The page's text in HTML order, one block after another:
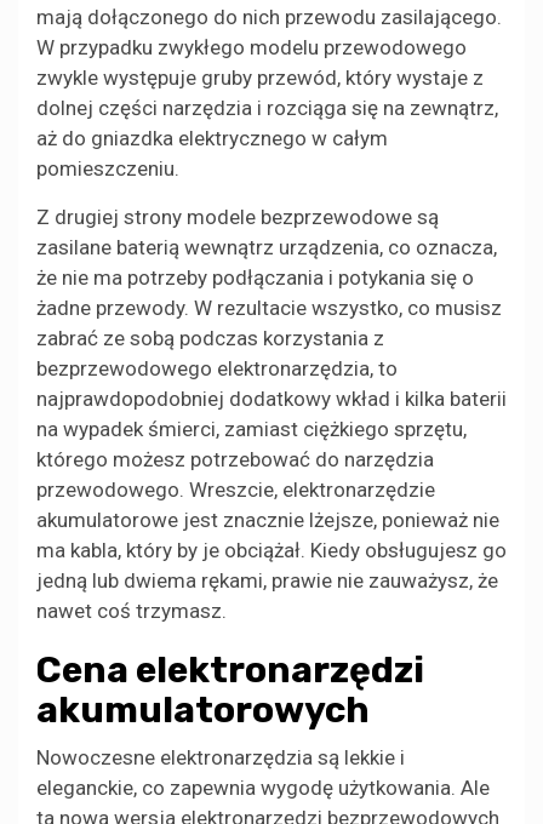
mają dołączonego do nich przewodu zasilającego.
W przypadku zwykłego modelu przewodowego
zwykle występuje gruby przewód, który wystaje z
dolnej części narzędzia i rozciąga się na zewnątrz,
aż do gniazdka elektrycznego w całym
pomieszczeniu.
Z drugiej strony modele bezprzewodowe są
zasilane baterią wewnątrz urządzenia, co oznacza,
że nie ma potrzeby podłączania i potykania się o
żadne przewody. W rezultacie wszystko, co musisz
zabrać ze sobą podczas korzystania z
bezprzewodowego elektronarzędzia, to
najprawdopodobniej dodatkowy wkład i kilka baterii
na wypadek śmierci, zamiast ciężkiego sprzętu,
którego możesz potrzebować do narzędzia
przewodowego. Wreszcie, elektronarzędzie
akumulatorowe jest znacznie lżejsze, ponieważ nie
ma kabla, który by je obciążał. Kiedy obsługujesz go
jedną lub dwiema rękami, prawie nie zauważysz, że
nawet coś trzymasz.
Cena elektronarzędzi
akumulatorowych
Nowoczesne elektronarzędzia są lekkie i
eleganckie, co zapewnia wygodę użytkowania. Ale
ta nowa wersja elektronarzędzi bezprzewodowych